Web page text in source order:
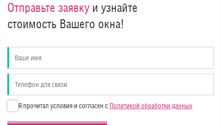
Отправьте заявку и узнайте
стоимость Вашего окна!
Я прочитал условия и согласен с Политикой обработки данных